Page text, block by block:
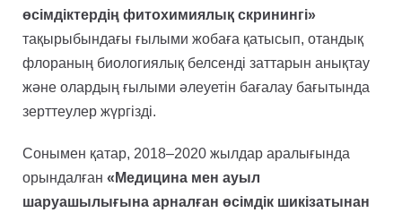
өсімдіктердің фитохимиялық скринингі»
тақырыбындағы ғылыми жобаға қатысып, отандық
флораның биологиялық белсенді заттарын анықтау
және олардың ғылыми әлеуетін бағалау бағытында
зерттеулер жүргізді.
Сонымен қатар, 2018–2020 жылдар аралығында
орындалған «Медицина мен ауыл
шаруашылығына арналған өсімдік шикізатынан